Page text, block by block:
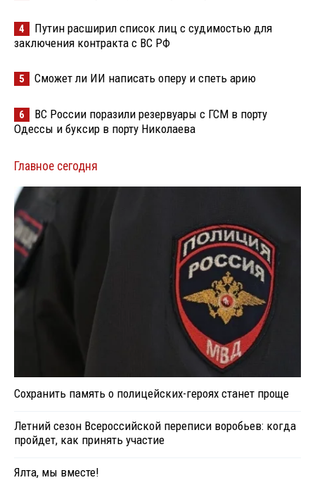
4
Путин расширил список лиц с судимостью для
заключения контракта с ВС РФ
5 Сможет ли ИИ написать оперу и спеть арию
6
ВС России поразили резервуары с ГСМ в порту
Одессы и буксир в порту Николаева
Главное сегодня
Сохранить память о полицейских-героях станет проще
Летний сезон Всероссийской переписи воробьев: когда
пройдет, как принять участие
Ялта, мы вместе!